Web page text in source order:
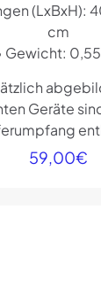
(LxBxH):
cm
Gewicht:
Geräte
59,00€